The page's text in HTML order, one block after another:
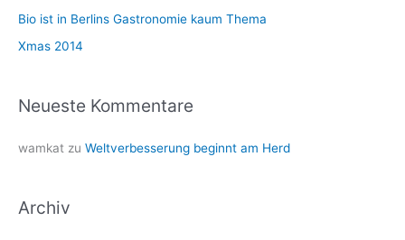
Bio ist in Berlins Gastronomie kaum Thema
Xmas 2014
Neueste Kommentare
wamkat zu Weltverbesserung beginnt am Herd
Archiv